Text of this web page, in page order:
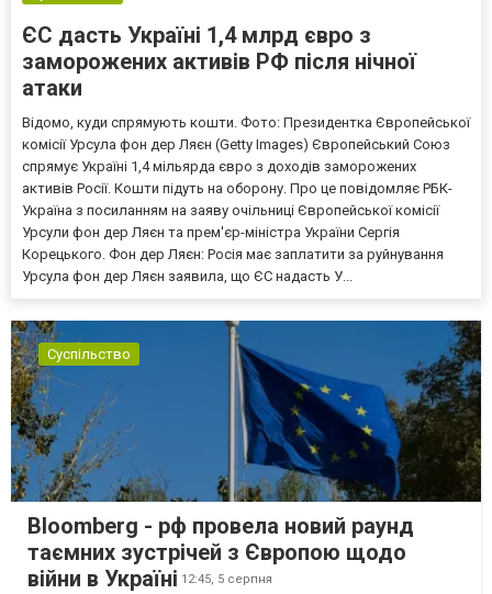
ЄС дасть Україні 1,4 млрд євро з
заморожених активів РФ після нічної
атаки
Відомо, куди спрямують кошти. Фото: Президентка Європейської
комісії Урсула фон дер Ляєн (Getty Images) Європейський Союз
спрямує Україні 1,4 мільярда євро з доходів заморожених
активів Росії. Кошти підуть на оборону. Про це повідомляє РБК-
Україна з посиланням на заяву очільниці Європейської комісії
Урсули фон дер Ляєн та прем'єр-міністра України Сергія
Корецького. Фон дер Ляєн: Росія має заплатити за руйнування
Урсула фон дер Ляєн заявила, що ЄС надасть У...
Суспільство
Bloomberg - рф провела новий раунд
таємних зустрічей з Європою щодо
війни в Україні 12:45, 5 серпня